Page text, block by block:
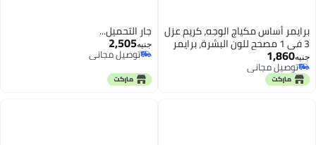
برايمر أساس مكياج الوجه، كريم عزل
3 في 1 مصحح للون البشرة، برايمر
مكياج لتصحيح لون البشرة وتفتيحها،
برايمر مرطب للتحكم في الزيوت
لإخفاء التجاعيد والخطوط الدقيقة
جنيه1,860
توصيل مجاني
توصيل مجاني
جارٍ التحميل...
جنيه2,505
توصيل مجاني
توصيل مجاني